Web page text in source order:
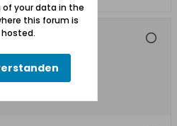
of your data in the
this forum is
hosted.